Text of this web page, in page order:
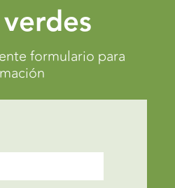
formulario para